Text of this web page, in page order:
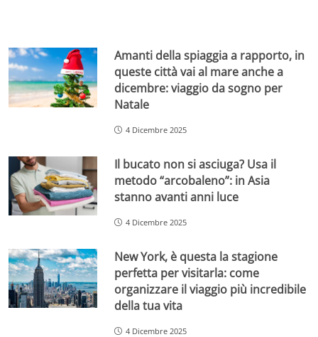
Amanti della spiaggia a rapporto, in
queste città vai al mare anche a
dicembre: viaggio da sogno per
Natale
4 Dicembre 2025
Il bucato non si asciuga? Usa il
metodo “arcobaleno”: in Asia
stanno avanti anni luce
4 Dicembre 2025
New York, è questa la stagione
perfetta per visitarla: come
organizzare il viaggio più incredibile
della tua vita
4 Dicembre 2025